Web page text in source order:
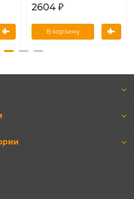
2604 ₽
В корзину